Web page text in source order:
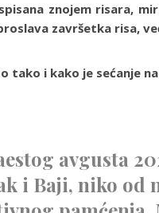
znojem risara,
završetka risa,
tako i kako je sećanje
avgusta
i Baji, niko od